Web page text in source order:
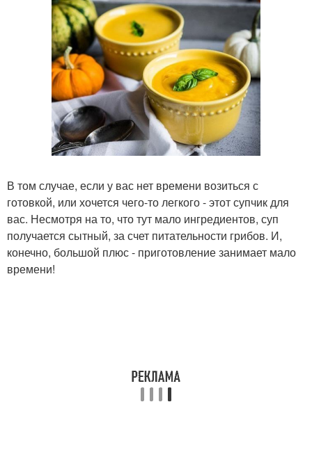
В том случае, если у вас нет времени возиться с
готовкой, или хочется чего-то легкого - этот супчик для
вас. Несмотря на то, что тут мало ингредиентов, суп
получается сытный, за счет питательности грибов. И,
конечно, большой плюс - приготовление занимает мало
времени!